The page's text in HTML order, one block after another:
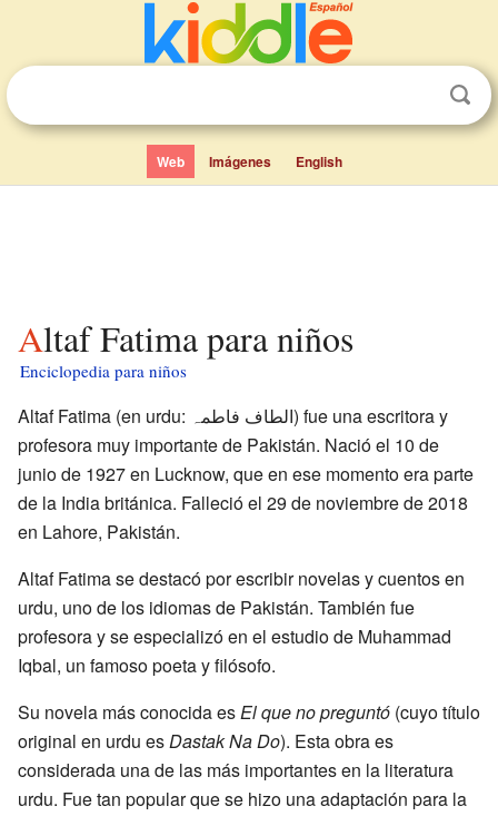
Web Imágenes English
Altaf Fatima para niños
Enciclopedia para niños
Altaf Fatima (en urdu: الطاف فاطمہ) fue una escritora y
profesora muy importante de Pakistán. Nació el 10 de
junio de 1927 en Lucknow, que en ese momento era parte
de la India británica. Falleció el 29 de noviembre de 2018
en Lahore, Pakistán.
Altaf Fatima se destacó por escribir novelas y cuentos en
urdu, uno de los idiomas de Pakistán. También fue
profesora y se especializó en el estudio de Muhammad
Iqbal, un famoso poeta y filósofo.
Su novela más conocida esEl que no preguntó (cuyo título
original en urdu esDastak Na Do). Esta obra es
considerada una de las más importantes en la literatura
urdu. Fue tan popular que se hizo una adaptación para la